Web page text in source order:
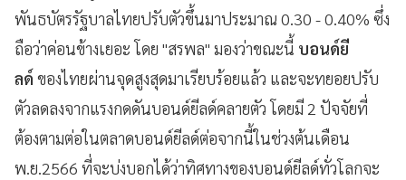
พันธบัตรรัฐบาลไทยปรับตัวขึ้นมาประมาณ 0.30 - 0.40% ซึ่ง
ถือว่าค่อนข้างเยอะ โดย "สรพล" มองว่าขณะนี้ บอนด์ยี
ลด์ ของไทยผ่านจุดสูงสุดมาเรียบร้อยแล้ว และจะทยอยปรับ
ตัวลดลงจากแรงกดดันบอนด์ยีลด์คลายตัว โดยมี 2 ปัจจัยที่
ต้องตามต่อในตลาดบอนด์ยีลด์ต่อจากนี้ในช่วงต้นเดือน
พ.ย.2566 ที่จะบ่งบอกได้ว่าทิศทางของบอนด์ยีลด์ทั่วโลกจะ